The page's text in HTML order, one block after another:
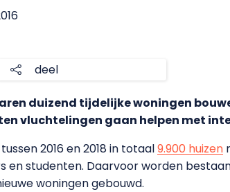
deel
duizend tijdelijke woningen
vluchtelingen gaan helpen met
2016 en 2018 in totaal9.900 huizen
en studenten. Daarvoor worden
woningen gebouwd.